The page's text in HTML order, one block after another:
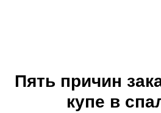
Пять причин
купе в